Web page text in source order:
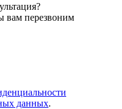
вам перезвоним
данных.